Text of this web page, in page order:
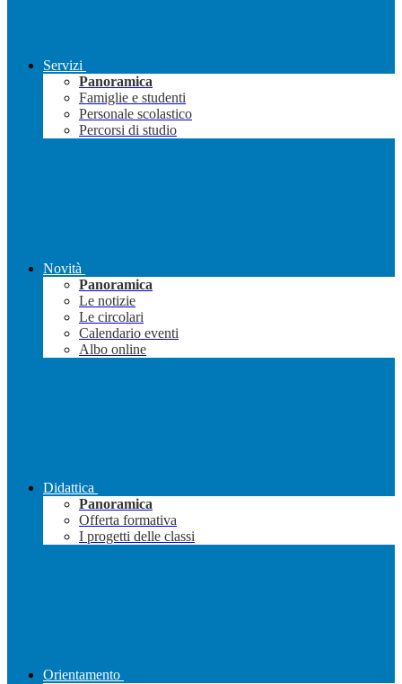
Servizi
Panoramica
Famiglie e studenti
Personale scolastico
Percorsi di studio
Novità
Panoramica
Le notizie
Le circolari
Calendario eventi
Albo online
Didattica
Panoramica
Offerta formativa
I progetti delle classi
Orientamento